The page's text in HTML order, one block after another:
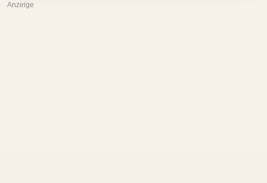
Anzeige